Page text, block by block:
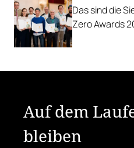
Das sind die
Zero Awards
Auf dem
bleiben